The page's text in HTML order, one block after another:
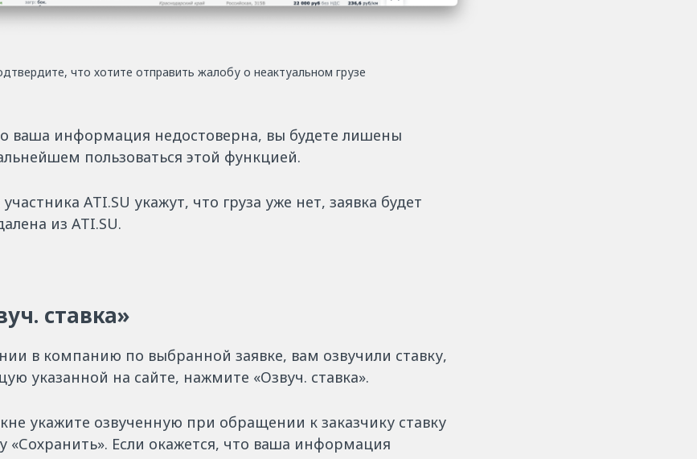
что хотите отправить жалобу о неактуальном грузе
ваша информация недостоверна, вы будете лишены
пользоваться этой функцией.
ATI.SU укажут, что груза уже нет, заявка будет
из ATI.SU.
ставка»
в компанию по выбранной заявке, вам озвучили ставку,
указанной на сайте, нажмите «Озвуч. ставка».
укажите озвученную при обращении к заказчику ставку
«Сохранить». Если окажется, что ваша информация